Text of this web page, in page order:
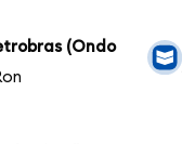
(Ondo